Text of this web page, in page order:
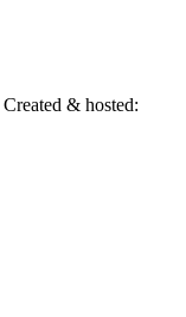
& hosted: